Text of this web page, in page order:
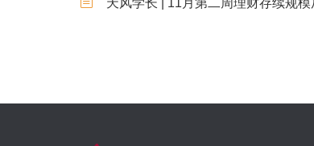
天风学长 | 11月第二周理财存续规